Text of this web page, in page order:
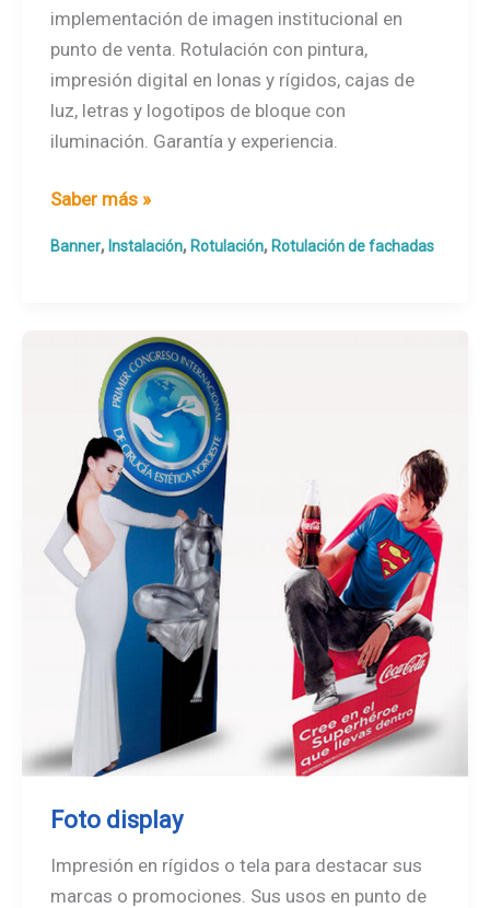
implementación de imagen institucional en
punto de venta. Rotulación con pintura,
impresión digital en lonas y rígidos, cajas de
luz, letras y logotipos de bloque con
iluminación. Garantía y experiencia.
Rotulación
Saber más »
Banner, Instalación, Rotulación, Rotulación de fachadas
Foto display
Impresión en rígidos o tela para destacar sus
marcas o promociones. Sus usos en punto de